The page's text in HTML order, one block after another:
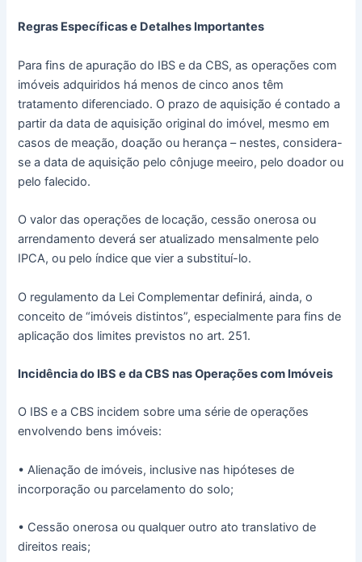
Regras Específicas e Detalhes Importantes
Para fins de apuração do IBS e da CBS, as operações com
imóveis adquiridos há menos de cinco anos têm
tratamento diferenciado. O prazo de aquisição é contado a
partir da data de aquisição original do imóvel, mesmo em
casos de meação, doação ou herança – nestes, considera-
se a data de aquisição pelo cônjuge meeiro, pelo doador ou
pelo falecido.
O valor das operações de locação, cessão onerosa ou
arrendamento deverá ser atualizado mensalmente pelo
IPCA, ou pelo índice que vier a substituí-lo.
O regulamento da Lei Complementar definirá, ainda, o
conceito de “imóveis distintos”, especialmente para fins de
aplicação dos limites previstos no art. 251.
Incidência do IBS e da CBS nas Operações com Imóveis
O IBS e a CBS incidem sobre uma série de operações
envolvendo bens imóveis:
• Alienação de imóveis, inclusive nas hipóteses de
incorporação ou parcelamento do solo;
• Cessão onerosa ou qualquer outro ato translativo de
direitos reais;